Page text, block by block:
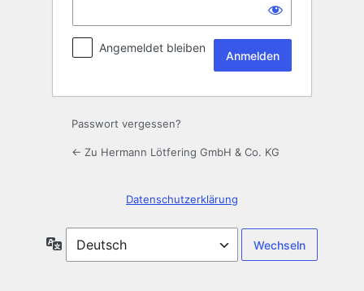
Angemeldet bleiben
Passwort vergessen?
← Zu Hermann Lötfering GmbH & Co. KG
Datenschutzerklärung
Sprache